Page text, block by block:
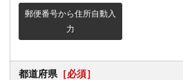
郵便番号から住所自動入
力
都道府県 ［必須］